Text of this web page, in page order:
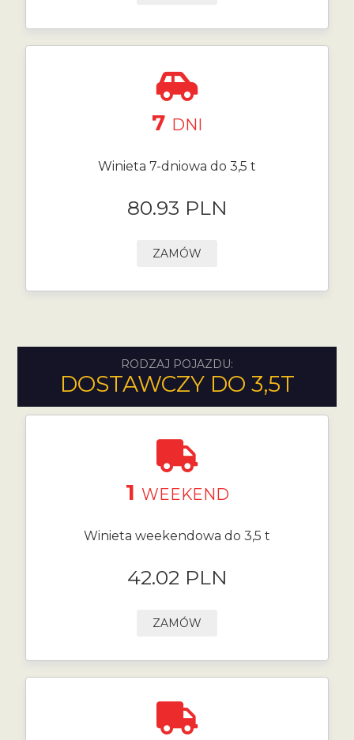
7 DNI
Winieta 7-dniowa do 3,5 t
80.93 PLN
ZAMÓW
RODZAJ POJAZDU:
DOSTAWCZY DO 3,5T
1 WEEKEND
Winieta weekendowa do 3,5 t
42.02 PLN
ZAMÓW